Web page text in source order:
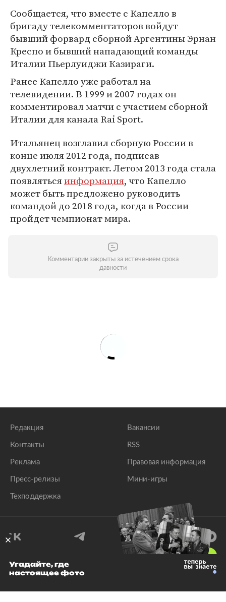
Сообщается, что вместе с Капелло в
бригаду телекомментаторов войдут
бывший форвард сборной Аргентины Эрнан
Креспо и бывший нападающий команды
Италии Пьерлуиджи Казираги.
Ранее Капелло уже работал на
телевидении. В 1999 и 2007 годах он
комментировал матчи с участием сборной
Италии для канала Rai Sport.
Итальянец возглавил сборную России в
конце июля 2012 года, подписав
двухлетний контракт. Летом 2013 года стала
появлятьсяинформация, что Капелло
может быть предложено руководить
командой до 2018 года, когда в России
пройдет чемпионат мира.
Комментарии закрыты за истечением срока
давности
Редакция
Контакты
Реклама
Пресс-релизы
Техподдержка
Вакансии
RSS
Правовая информация
Мини-игры
© 1999–2026 Все права защищены.
Угадайте, где
настоящее фото